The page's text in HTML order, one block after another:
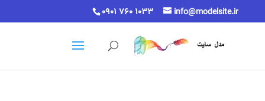
0901 760 1033 info@modelsite.ir